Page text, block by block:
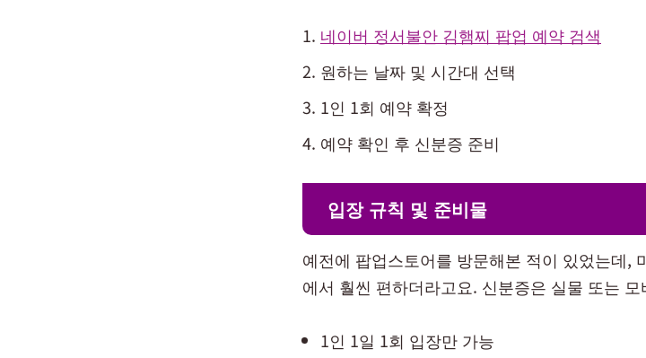
네이버 정서불안 김햄찌 팝업 예약 검색
원하는 날짜 및 시간대 선택
1인 1회 예약 확정
예약 확인 후 신분증 준비
입장 규칙 및 준비물
예전에 팝업스토어를 방문해본 적이 있었는데,
에서 훨씬 편하더라고요. 신분증은 실물 또는
1인 1일 1회 입장만 가능